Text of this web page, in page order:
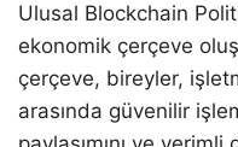
Ulusal Blockchain
ekonomik çerçeve
çerçeve, bireyler,
arasında güvenilir